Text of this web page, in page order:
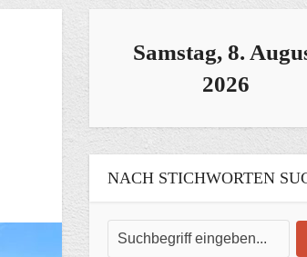
Samstag, 8.
2026
NACH STICHWORTEN